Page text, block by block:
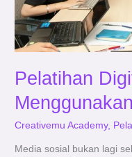
Pelatihan
Creativemu Academy,
Media sosial bukan lagi